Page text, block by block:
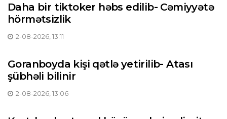
Daha bir tiktoker həbs edilib- Cəmiyyətə
hörmətsizlik
2-08-2026, 13:11
Goranboyda kişi qətlə yetirilib- Atası
şübhəli bilinir
2-08-2026, 13:06